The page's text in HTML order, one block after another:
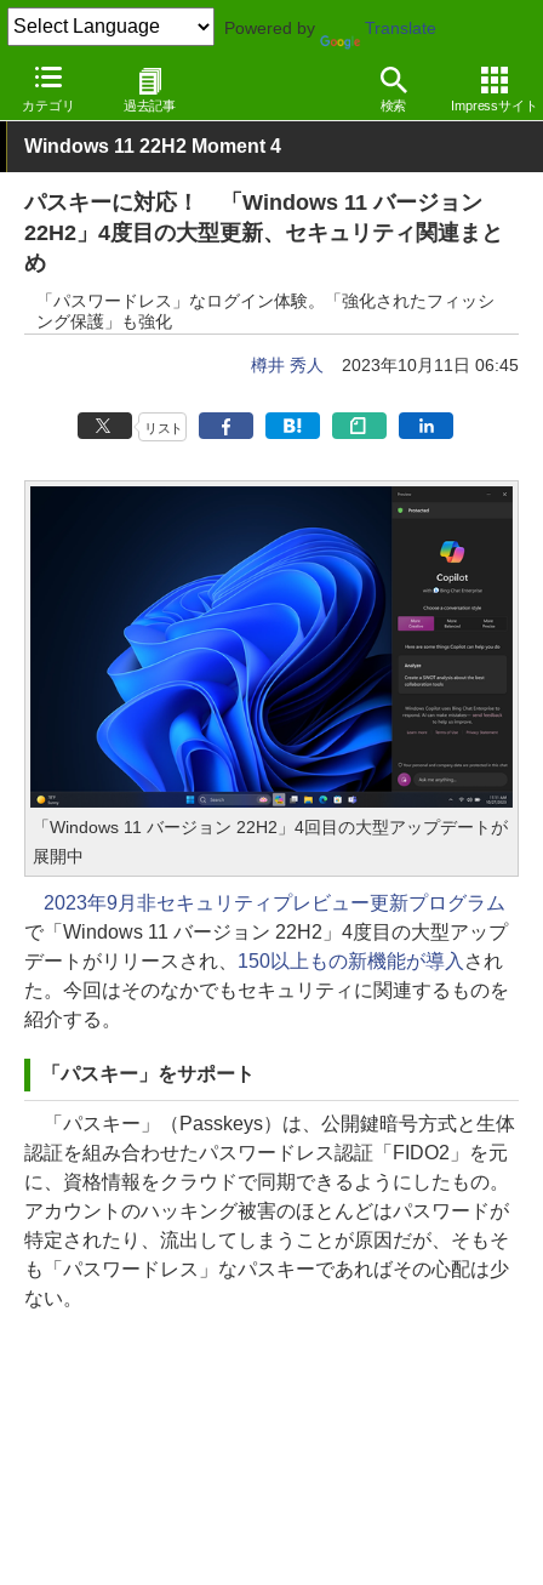
Powered by Translate
カテゴリ 過去記事 検索 Impressサイト
窓の杜 システム・ファイル Windows
Windows 11 22H2 Moment 4
パスキーに対応！ 「Windows 11 バージョン
22H2」4度目の大型更新、セキュリティ関連まと
め
「パスワードレス」なログイン体験。「強化されたフィッシ
ング保護」も強化
樽井 秀人 2023年10月11日 06:45
リスト
「Windows 11 バージョン 22H2」4回目の大型アップデートが
展開中
2023年9月非セキュリティプレビュー更新プログラム
で「Windows 11 バージョン 22H2」4度目の大型アップ
デートがリリースされ、 150以上もの新機能が導入 され
た。今回はそのなかでもセキュリティに関連するものを
紹介する。
「パスキー」をサポート
「パスキー」（Passkeys）は、公開鍵暗号方式と生体
認証を組み合わせたパスワードレス認証「FIDO2」を元
に、資格情報をクラウドで同期できるようにしたもの。
アカウントのハッキング被害のほとんどはパスワードが
特定されたり、流出してしまうことが原因だが、そもそ
も「パスワードレス」なパスキーであればその心配は少
ない。